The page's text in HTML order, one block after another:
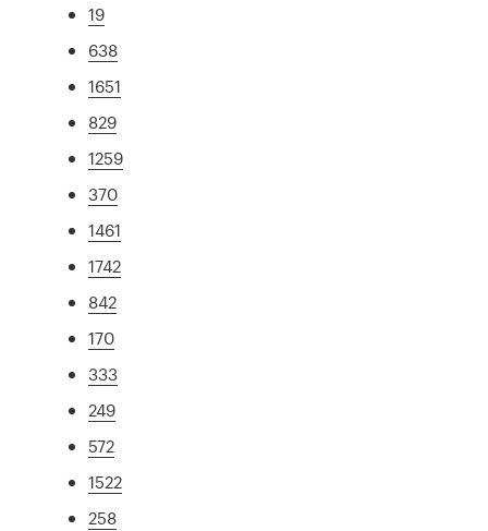
19
638
1651
829
1259
370
1461
1742
842
170
333
249
572
1522
258